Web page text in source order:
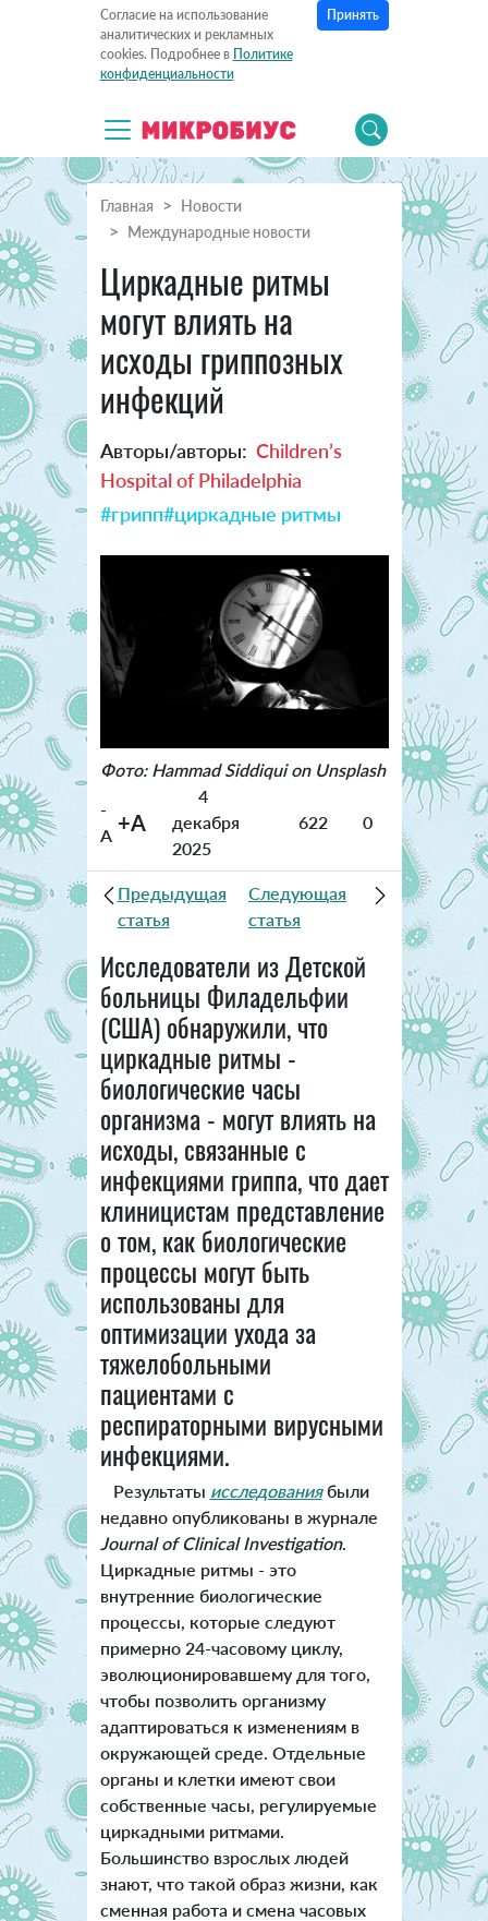
Согласие на использование
аналитических и рекламных
cookies. Подробнее в Политике
конфиденциальности
Принять
Главная
Новости
Международные новости
Циркадные ритмы
могут влиять на
исходы гриппозных
инфекций
Авторы/авторы: Children’s
Hospital of Philadelphia
#грипп#циркадные ритмы
Фото: Hammad Siddiqui on Unsplash
-
A +A
4
декабря
2025
622 0
Предыдущая
статья
Следующая
статья
Исследователи из Детской
больницы Филадельфии
(CША) обнаружили, что
циркадные ритмы -
биологические часы
организма - могут влиять на
исходы, связанные с
инфекциями гриппа, что дает
клиницистам представление
о том, как биологические
процессы могут быть
использованы для
оптимизации ухода за
тяжелобольными
пациентами с
респираторными вирусными
инфекциями.
Результаты исследованиябыли
недавно опубликованы в журнале
Journal of Clinical Investigation.
Циркадные ритмы - это
внутренние биологические
процессы, которые следуют
примерно 24-часовому циклу,
эволюционировавшему для того,
чтобы позволить организму
адаптироваться к изменениям в
окружающей среде. Отдельные
органы и клетки имеют свои
собственные часы, регулируемые
циркадными ритмами.
Большинство взрослых людей
знают, что такой образ жизни, как
сменная работа и смена часовых